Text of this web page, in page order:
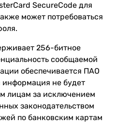
SecureCode для
может потребоваться
256-битное
сообщаемой
обеспечивается ПАО
не будет
лицам за исключением
законодательством
по банковским картам